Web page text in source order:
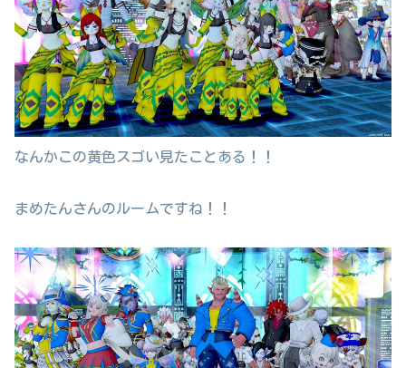
なんかこの黄色スゴい見たことある！！
まめたんさんのルームですね！！